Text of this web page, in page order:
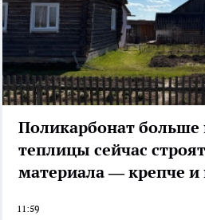
Поликарбонат больше
теплицы сейчас
материала — крепче и
11:59